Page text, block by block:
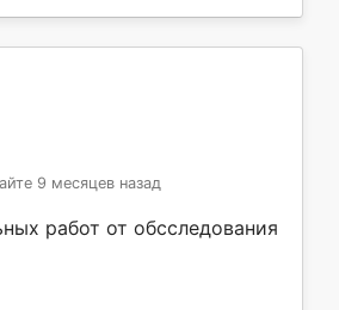
9 месяцев назад
работ от обсследования